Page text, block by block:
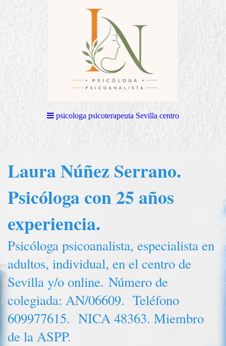
psicologa psicoterapeuta Sevilla centro
Laura Núñez Serrano.
Psicóloga con 25 años
experiencia.
Psicóloga psicoanalista, especialista en
adultos, individual, en el centro de
Sevilla y/o online. Número de
colegiada: AN/06609. Teléfono
609977615. NICA 48363. Miembro
de la ASPP.